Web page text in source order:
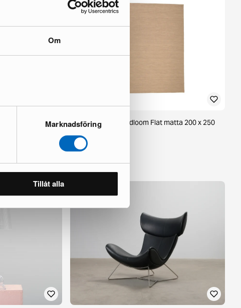
Om
Marknadsföring
Tillåt alla
Rugvista Core Handloom Flat matta 200 x 250
cm beige
2 i lager ·
215 €
Du sparar 144 €